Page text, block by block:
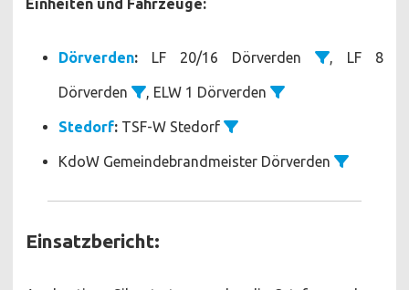
Dörverden: LF 20/16 Dörverden , LF 8
Dörverden , ELW 1 Dörverden
Stedorf: TSF-W Stedorf
KdoW Gemeindebrandmeister Dörverden
Einsatzbericht: